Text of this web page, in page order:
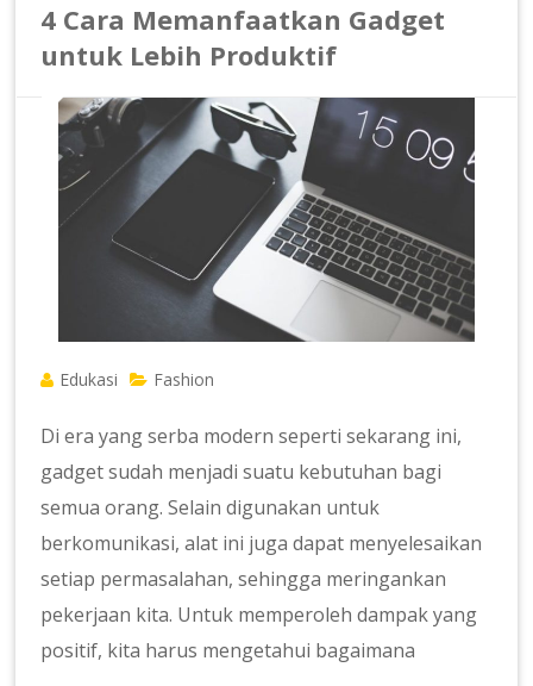
4 Cara Memanfaatkan Gadget
untuk Lebih Produktif
Edukasi Fashion
Di era yang serba modern seperti sekarang ini,
gadget sudah menjadi suatu kebutuhan bagi
semua orang. Selain digunakan untuk
berkomunikasi, alat ini juga dapat menyelesaikan
setiap permasalahan, sehingga meringankan
pekerjaan kita. Untuk memperoleh dampak yang
positif, kita harus mengetahui bagaimana